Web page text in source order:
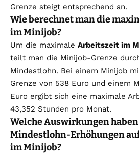
Grenze steigt entsprechend an.
Wie berechnet man die
im Minijob?
Um die maximale Arbeitszeit im
teilt man die Minijob-Grenze
Mindestlohn. Bei einem Minijob
Grenze von 538 Euro und einem
Euro ergibt sich eine maximale
43,352 Stunden pro Monat.
Welche Auswirkungen
Mindestlohn-Erhöhungen
im Minijob?